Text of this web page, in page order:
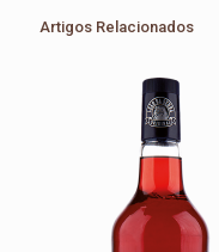
Artigos Relacionados